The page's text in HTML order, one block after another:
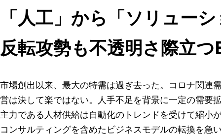
「人工」から「ソリュー
反転攻勢も不透明さ際立
市場創出以来、最大の特需は過ぎ去った。コロナ関連
営は決して楽ではない。人手不足を背景に一定の需要
主力である人材供給は自動化のトレンドを受けて縮小
コンサルティングを含めたビジネスモデルの転換を急